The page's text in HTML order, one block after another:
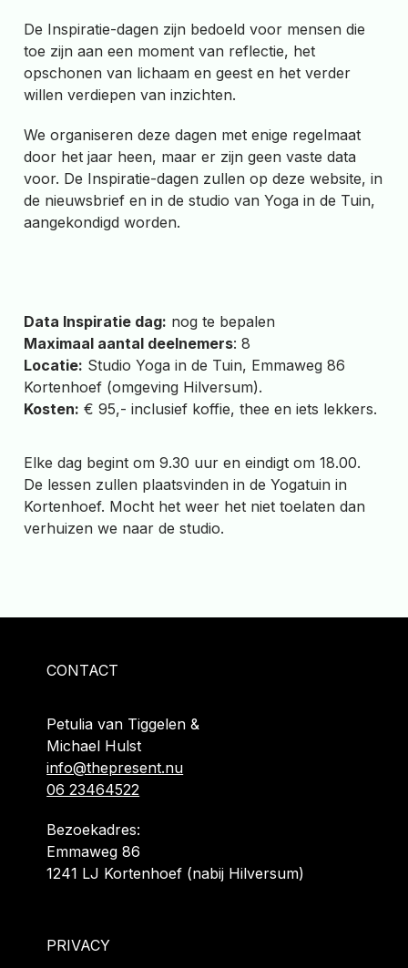
De Inspiratie-dagen zijn bedoeld voor mensen die
toe zijn aan een moment van reflectie, het
opschonen van lichaam en geest en het verder
willen verdiepen van inzichten.
We organiseren deze dagen met enige regelmaat
door het jaar heen, maar er zijn geen vaste data
voor. De Inspiratie-dagen zullen op deze website, in
de nieuwsbrief en in de studio van Yoga in de Tuin,
aangekondigd worden.
Data Inspiratie dag: nog te bepalen
Maximaal aantal deelnemers: 8
Locatie: Studio Yoga in de Tuin, Emmaweg 86
Kortenhoef (omgeving Hilversum).
Kosten: € 95,- inclusief koffie, thee en iets lekkers.
Elke dag begint om 9.30 uur en eindigt om 18.00.
De lessen zullen plaatsvinden in de Yogatuin in
Kortenhoef. Mocht het weer het niet toelaten dan
verhuizen we naar de studio.
CONTACT
Petulia van Tiggelen &
Michael Hulst
info@thepresent.nu
06 23464522
Bezoekadres:
Emmaweg 86
1241 LJ Kortenhoef (nabij Hilversum)
PRIVACY